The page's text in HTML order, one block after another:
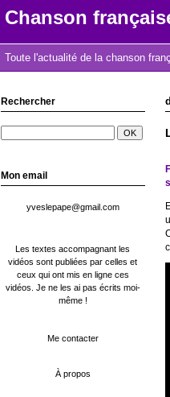
Chanson
Toute l'actualité de la chanson
Rechercher
Mon email
yveslepape@gmail.com
Les textes accompagnant les
vidéos sont publiées par celles et
ceux qui ont mis en ligne ces
vidéos. Je ne les ai pas écrits moi-
même !
Me contacter
À propos